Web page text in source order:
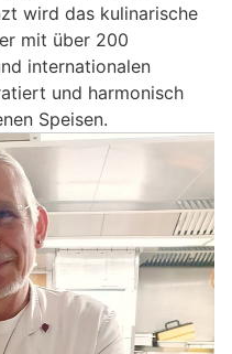
wird das kulinarische
mit über 200
internationalen
und harmonisch
Speisen.